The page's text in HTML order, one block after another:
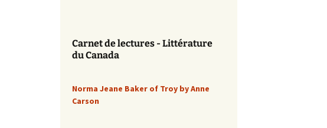
Carnet de lectures - Littérature
du Canada
Norma Jeane Baker of Troy by Anne
Carson